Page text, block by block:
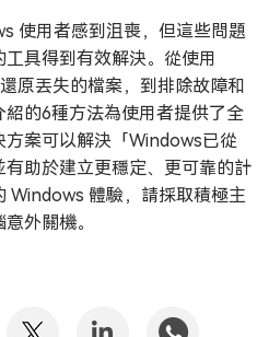
使用者感到沮喪，但這些問題
具得到有效解決。從使用
還原丟失的檔案，到排除故障和
的6種方法為使用者提供了全
案可以解決「Windows已從
助於建立更穩定、更可靠的計
Windows 體驗，請採取積極主
外關機。